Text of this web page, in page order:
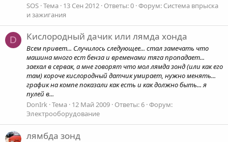
SOS Тема 13 Сен 2012 Ответы: 0 Форум: Система впрыска
и зажигания
D Кислородный дачик или лямда хонда
Всем привет... Случилось следующее... стал замечать что
машина много ест бенза и временами тяга пропадает...
заехал в сервак, а мне говорят что мол лямда зонд (или как его
там) короче кислородный датчик умирает, нужно менять...
график на компе показали как есть и как должно быть... я
пулей в...
DonIrk Тема 12 Май 2009 Ответы: 6 Форум:
Электрооборудование
лямбда зонд